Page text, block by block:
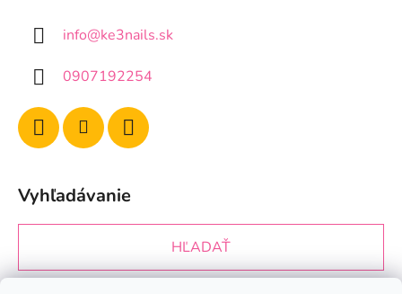
info@ke3nails.sk
0907192254
Vyhľadávanie
HĽADAŤ